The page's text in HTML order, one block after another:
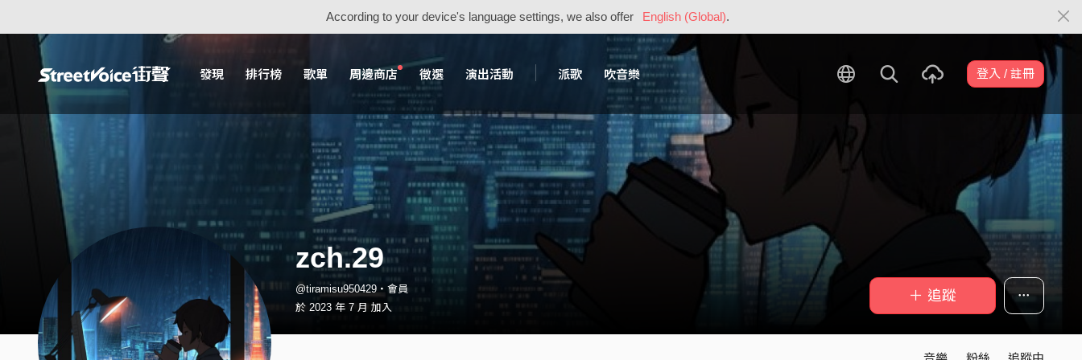
According to your device's language settings, we also offer English (Global).
發現 排行榜 歌單 周邊商店 徵選 演出活動 派歌 吹音樂 登入 / 註冊
zch.29
@tiramisu950429・會員
於 2023 年 7 月 加入
＋ 追蹤